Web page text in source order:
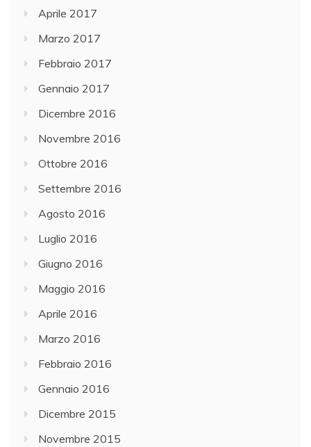
Aprile 2017
Marzo 2017
Febbraio 2017
Gennaio 2017
Dicembre 2016
Novembre 2016
Ottobre 2016
Settembre 2016
Agosto 2016
Luglio 2016
Giugno 2016
Maggio 2016
Aprile 2016
Marzo 2016
Febbraio 2016
Gennaio 2016
Dicembre 2015
Novembre 2015